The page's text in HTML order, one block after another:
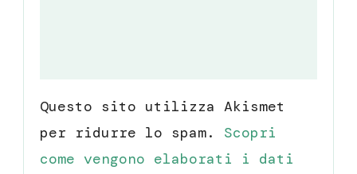
Questo sito utilizza Akismet
per ridurre lo spam. Scopri
come vengono elaborati i dati